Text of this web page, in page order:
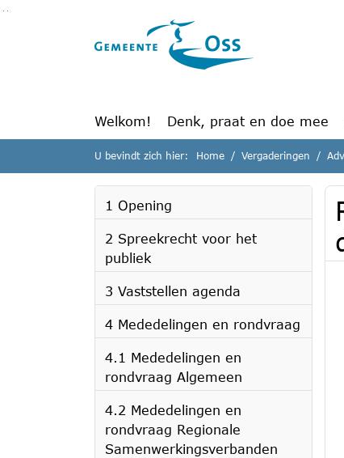
Ga naar de inhoud van deze pagina
Welkom! Denk, praat en doe mee
U bevindt zich hier: Home Vergaderingen
1 Opening
2 Spreekrecht voor het
publiek
3 Vaststellen agenda
4 Mededelingen en rondvraag
4.1 Mededelingen en
rondvraag Algemeen
4.2 Mededelingen en
rondvraag Regionale
Samenwerkingsverbanden